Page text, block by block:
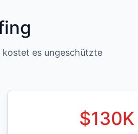
es ungeschützte
$130K